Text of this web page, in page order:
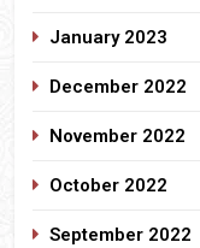
January 2023
December 2022
November 2022
October 2022
September 2022